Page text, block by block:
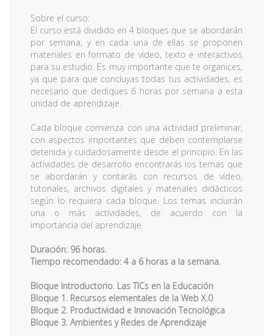
Sobre el curso:
El curso está dividido en 4 bloques que se abordarán
por semana, y en cada una de ellas se proponen
materiales en formato de vídeo, texto e interactivos
para su estudio. Es muy importante que te organices,
ya que para que concluyas todas tus actividades, es
necesario que dediques 6 horas por semana a esta
unidad de aprendizaje.
Cada bloque comienza con una actividad preliminar,
con aspectos importantes que deben contemplarse
detenida y cuidadosamente desde el principio. En las
actividades de desarrollo encontrarás los temas que
se abordarán y contarás con recursos de vídeo,
tutoriales, archivos digitales y materiales didácticos
según lo requiera cada bloque. Los temas incluirán
una o más actividades, de acuerdo con la
importancia del aprendizaje.
Duración: 96 horas.
Tiempo recomendado: 4 a 6 horas a la semana.
Bloque Introductorio. Las TICs en la Educación
Bloque 1. Recursos elementales de la Web X.0
Bloque 2. Productividad e Innovación Tecnológica
Bloque 3. Ambientes y Redes de Aprendizaje